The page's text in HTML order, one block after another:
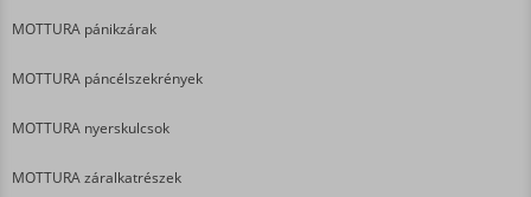
MOTTURA pánikzárak
MOTTURA páncélszekrények
MOTTURA nyerskulcsok
MOTTURA záralkatrészek